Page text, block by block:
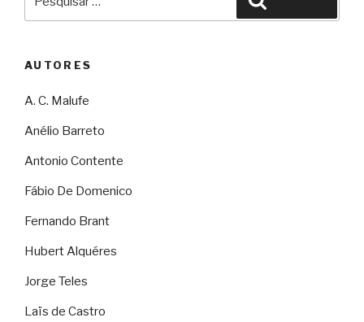
AUTORES
A. C. Malufe
Anélio Barreto
Antonio Contente
Fábio De Domenico
Fernando Brant
Hubert Alquéres
Jorge Teles
Laïs de Castro